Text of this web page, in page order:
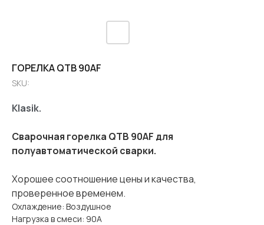
ГОРЕЛКА QTB 90AF
SKU:
Klasik.
Сварочная горелка QTB 90AF для
полуавтоматической сварки.
Хорошее соотношение цены и качества,
проверенное временем.
Охлаждение: Воздушное
Нагрузка в смеси: 90A